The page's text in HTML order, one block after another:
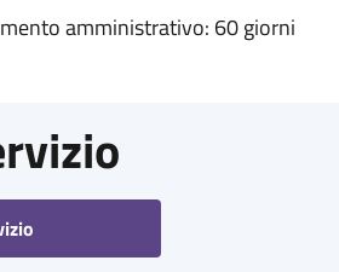
amministrativo: 60 giorni